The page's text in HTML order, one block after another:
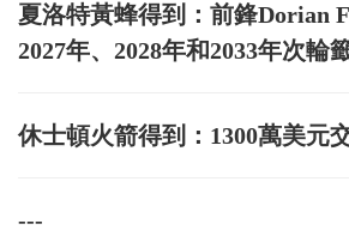
夏洛特黃蜂得到：前鋒Dorian
2027年、2028年和2033年次輪
休士頓火箭得到：1300萬美元
---